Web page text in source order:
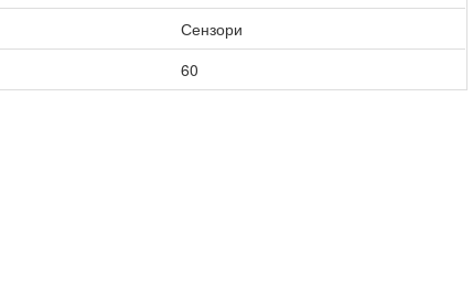
Сензори
60